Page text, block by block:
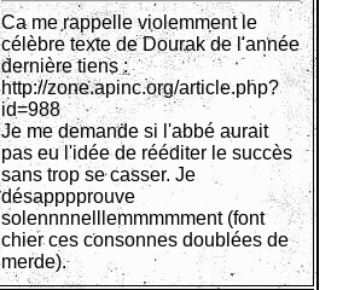
Ca me rappelle violemment le
célèbre texte de Dourak de l'année
dernière tiens :
http://zone.apinc.org/article.php?
id=988
Je me demande si l'abbé aurait
pas eu l'idée de rééditer le succès
sans trop se casser. Je
désapppprouve
solennnnelllemmmmment (font
chier ces consonnes doublées de
merde).